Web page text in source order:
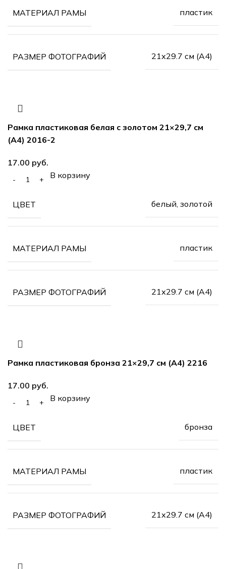
МАТЕРИАЛ РАМЫ пластик
РАЗМЕР ФОТОГРАФИЙ 21х29.7 см (А4)
Рамка пластиковая белая с золотом 21×29,7 см
(А4) 2016-2
руб.
В корзину
ЦВЕТ белый, золотой
МАТЕРИАЛ РАМЫ пластик
РАЗМЕР ФОТОГРАФИЙ 21х29.7 см (А4)
Рамка пластиковая бронза 21×29,7 см (А4) 2216
руб.
В корзину
ЦВЕТ бронза
МАТЕРИАЛ РАМЫ пластик
РАЗМЕР ФОТОГРАФИЙ 21х29.7 см (А4)